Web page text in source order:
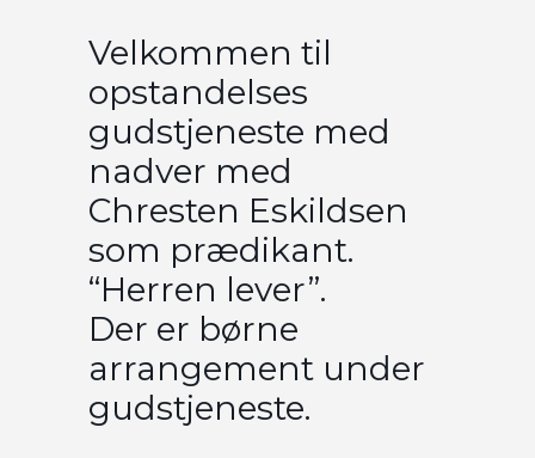
Velkommen til
opstandelses
gudstjeneste med
nadver med
Chresten Eskildsen
som prædikant.
“Herren lever”.
Der er børne
arrangement under
gudstjeneste.